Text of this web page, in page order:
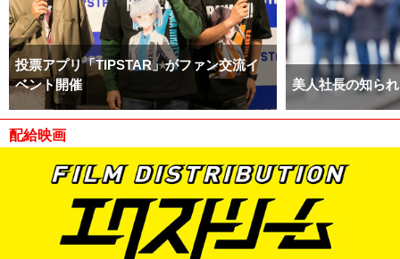
投票アプリ「TIPSTAR」がファン交流イ
ベント開催
美人社長の知ら
配給映画